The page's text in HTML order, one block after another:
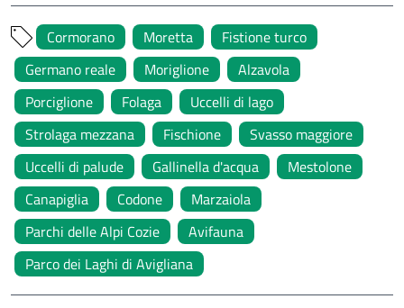
Cormorano Moretta
Fistione turco
Germano reale
Moriglione
Alzavola
Porciglione
Folaga
Uccelli di lago
Strolaga mezzana
Fischione
Svasso maggiore
Uccelli di palude
Gallinella d'acqua
Mestolone
Canapiglia
Codone
Marzaiola
Parchi delle Alpi Cozie
Avifauna
Parco dei Laghi di Avigliana